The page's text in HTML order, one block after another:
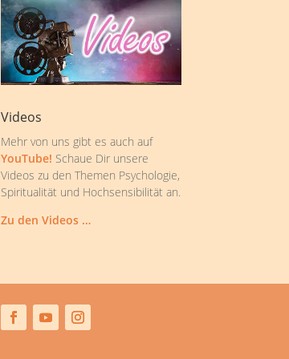
Videos
Mehr von uns gibt es auch auf
YouTube! Schaue Dir unsere
Videos zu den Themen Psychologie,
Spiritualität und Hochsensibilität an.
Zu den Videos …